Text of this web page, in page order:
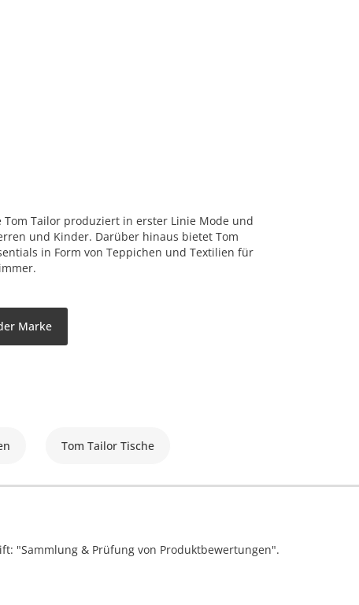
Tom Tailor produziert in erster Linie Mode und
und Kinder. Darüber hinaus bietet Tom
in Form von Teppichen und Textilien für
Marke
Tom Tailor Tische
"Sammlung & Prüfung von Produktbewertungen".